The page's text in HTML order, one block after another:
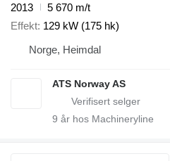
2013
5 670 m/t
Effekt 129 kW (175 hk)
Norge, Heimdal
ATS Norway AS
9 år hos Machineryline